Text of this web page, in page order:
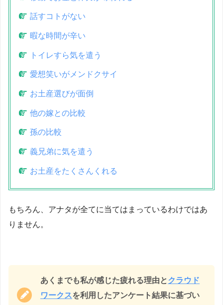
話すコトがない
暇な時間が辛い
トイレすら気を遣う
愛想笑いがメンドクサイ
お土産選びが面倒
他の嫁との比較
孫の比較
義兄弟に気を遣う
お土産をたくさんくれる
もちろん、アナタが全てに当てはまっているわけではあ
りません。
あくまでも私が感じた疲れる理由とクラウド
ワークスを利用したアンケート結果に基づい